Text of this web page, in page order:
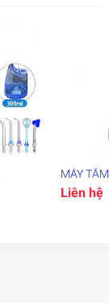
MÁY
SÓC
Liên hệ